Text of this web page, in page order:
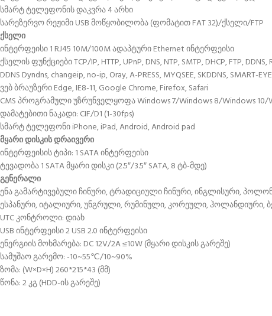
სმარტ ტელეფონის დაკვრა 4 არხი
სარეზერვო რეჟიმი USB მოწყობილობა (ფომატით FAT 32)/ქსელი/FTP
ქსელი
ინტერფეისი 1 RJ45 10M/100M ადაპტური Ethernet ინტერფეისი
ქსელის ფუნქციები TCP/IP, HTTP, UPnP, DNS, NTP, SMTP, DHCP, FTP, DDNS,
DDNS Dyndns, changeip, no-ip, Oray, A-PRESS, MYQSEE, SKDDNS, SMART-
ვებ ბრაუზერი Edge, IE8-11, Google Chrome, Firefox, Safari
CMS პროგრამული უზრუნველყოფა Windows 7/Windows 8/Windows 10/
დამატებითი ნაკადი: CIF/D1 (1-30fps)
სმარტ ტელეფონი iPhone, iPad, Android, Android pad
მყარი დისკის დრაივერი
ინტერფეისის ტიპი: 1 SATA ინტერფეისი
ტევადობა 1 SATA მყარი დისკი (2.5″/3.5″ SATA, 8 ტბ-მდე)
გენერალი
ენა გამარტივებული ჩინური, ტრადიციული ჩინური, ინგლისური,
ესპანური, იტალიური, უნგრული, რუმინული, კორეული, ჰოლანდიური,
UTC კონტროლი: დიახ
USB ინტერფეისი 2 USB 2.0 ინტერფეისი
ენერგიის მოხმარება: DC 12V/2A ≤10W (მყარი დისკის გარეშე)
სამუშაო გარემო: -10~55℃/10~90%
ზომა: (W×D×H) 260*215*43 (მმ)
წონა: 2 კგ (HDD-ის გარეშე)